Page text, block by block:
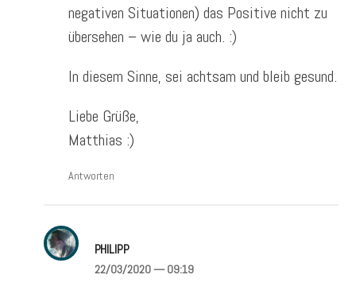
negativen Situationen) das Positive nicht zu
übersehen – wie du ja auch. :)
In diesem Sinne, sei achtsam und bleib gesund.
Liebe Grüße,
Matthias :)
Antworten
PHILIPP
22/03/2020— 09:19